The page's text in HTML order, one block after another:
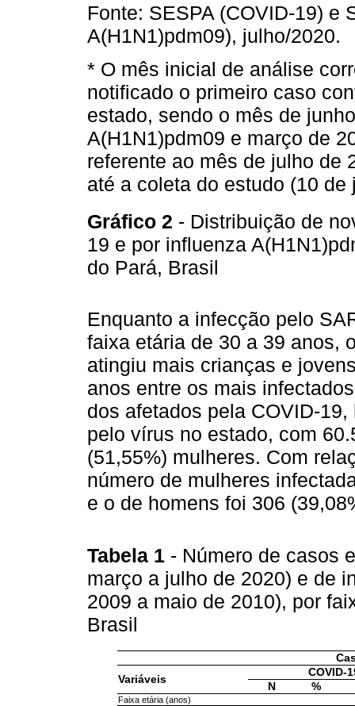
Fonte: SESPA (COVID-19) e
A(H1N1)pdm09), julho/2020.
* O mês inicial de análise
notificado o primeiro caso
estado, sendo o mês de
A(H1N1)pdm09 e março de
referente ao mês de julho de
até a coleta do estudo (10 de
Gráfico 2 - Distribuição de
19 e por influenza
do Pará, Brasil
Enquanto a infecção pelo
faixa etária de 30 a 39 anos,
atingiu mais crianças e
anos entre os mais
dos afetados pela COVID-
pelo vírus no estado, com
(51,55%) mulheres. Com
número de mulheres
e o de homens foi 306
Tabela 1 - Número de casos
março a julho de 2020) e de
2009 a maio de 2010), por
Brasil
Variáveis
COVID-
N
%
Faixa etária (anos)